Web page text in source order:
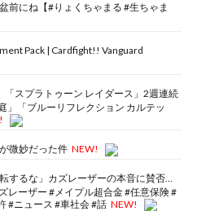
前にね【#りょくちゃまる #生ちゃま
Pack | Cardfight!! Vanguard
「スプラトゥーン レイダース」2週連続
」「ブルーリフレクション カルテッ
微妙だった件 NEW!
するな」カズレーザーの本音に賛否…
レーザー #メイプル超合金 #任意保険 #
#ニュース #車社会 #話 NEW!